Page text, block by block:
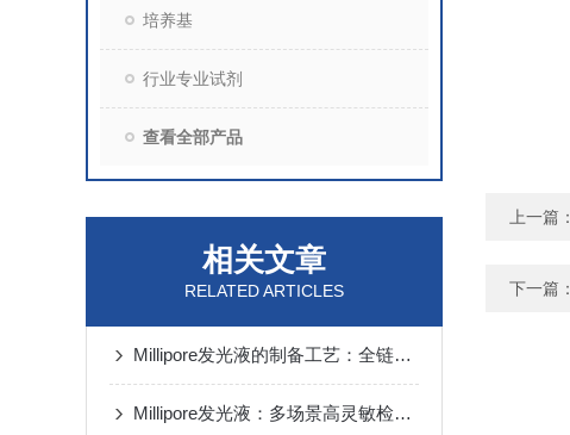
培养基
行业专业试剂
查看全部产品
相关文章
RELATED ARTICLES
Millipore发光液的制备工艺：全链路质控保障检测性能稳定
Millipore发光液：多场景高灵敏检测的核心试剂支撑
上一篇：
下一篇：